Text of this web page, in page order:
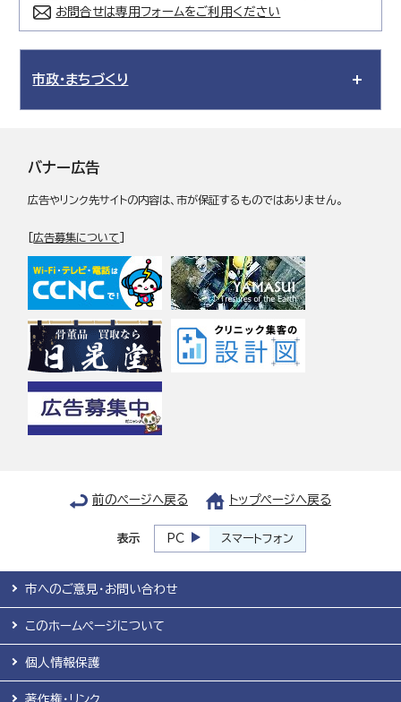
お問合せは専用フォームをご利用ください
市政・まちづくり
バナー広告
広告やリンク先サイトの内容は、市が保証するものではありません。
[広告募集について
前のページへ戻る トップページへ戻る
表示 PC スマートフォン
市へのご意見・お問い合わせ
このホームページについて
個人情報保護
著作権・リンク